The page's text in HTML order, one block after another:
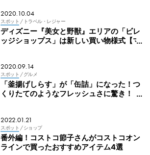
2020.10.04
スポット / トラベル・レジャー
ディズニー『美女と野獣』エリアの「ビレ
ッジショップス」は新しい買い物様式【マ
2020.09.14
スポット / グルメ
「釜揚げしらす」が「缶詰」になった！つ
くりたてのようなフレッシュさに驚き！
2022.01.21
スポット / ショップ
番外編！コストコ節子さんがコストコオン
ラインで買ったおすすめアイテム4選